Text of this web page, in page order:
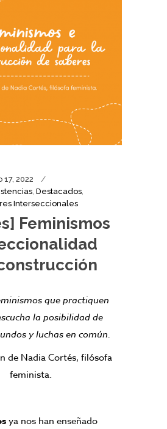
17, 2022
, Destacados,
Interseccionales
Feminismos
que practiquen
la posibilidad de
y luchas en común.
de Nadia Cortés, filósofa
feminista.
ya nos han enseñado